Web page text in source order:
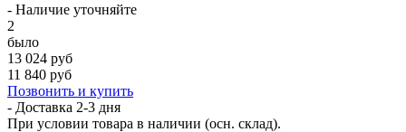
- Наличие уточняйте
2
было
13 024 руб
11 840 руб
Позвонить и купить
- Доставка 2-3 дня
При условии товара в наличии (осн. склад).